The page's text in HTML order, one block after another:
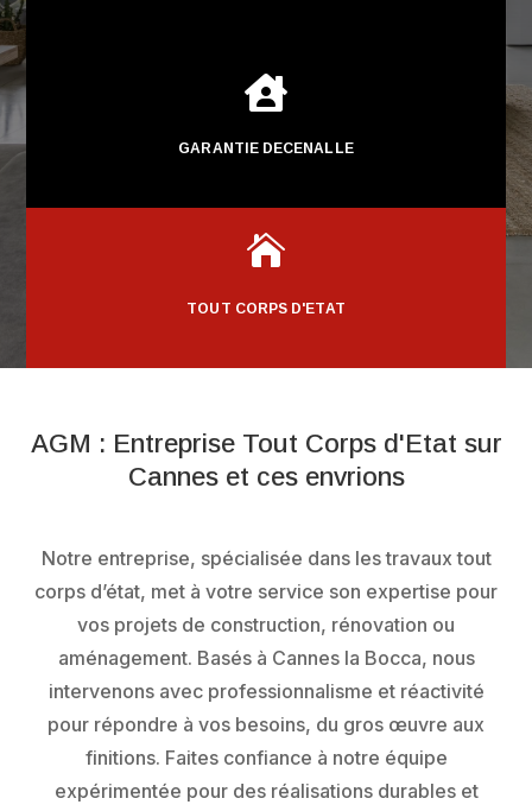

GARANTIE DECENALLE

TOUT CORPS D'ETAT
AGM : Entreprise Tout Corps d'Etat sur
Cannes et ces envrions
Notre entreprise, spécialisée dans les travaux tout
corps d’état, met à votre service son expertise pour
vos projets de construction, rénovation ou
aménagement. Basés à Cannes la Bocca, nous
intervenons avec professionnalisme et réactivité
pour répondre à vos besoins, du gros œuvre aux
finitions. Faites confiance à notre équipe
expérimentée pour des réalisations durables et